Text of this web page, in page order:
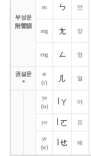
부성운
附聲韻
en 언
ang 앙
eng 엉
권설운
*
er
(r)
얼
ya
(ia)
야
yo 요
ye
(ie)
예